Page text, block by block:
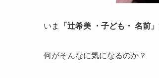
いま 「辻希美 ・子ども・ 名前」
何がそんなに気になるのか？